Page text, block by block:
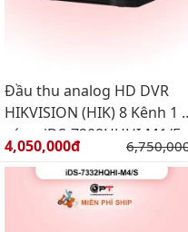
Đầu thu analog HD DVR
HIKVISION (HIK) 8 Kênh 1
cứng iDS-7208HUHI-M1/E
Giá bán:
4,050,000đ Giá gốc: